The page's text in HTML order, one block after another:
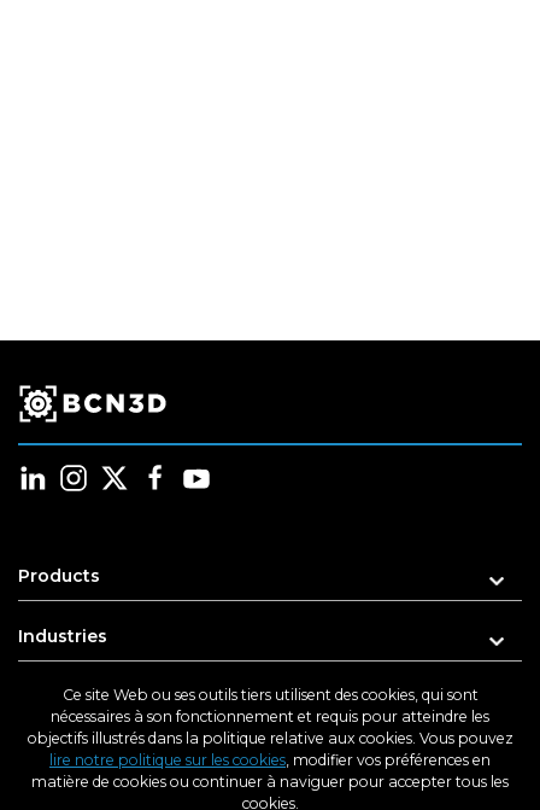
Products
Industries
Learn
Support
Ce site Web ou ses outils tiers utilisent des cookies, qui sont
nécessaires à son fonctionnement et requis pour atteindre les
objectifs illustrés dans la politique relative aux cookies. Vous pouvez
lire notre politique sur les cookies, modifier vos préférences en
matière de cookies ou continuer à naviguer pour accepter tous les
cookies.